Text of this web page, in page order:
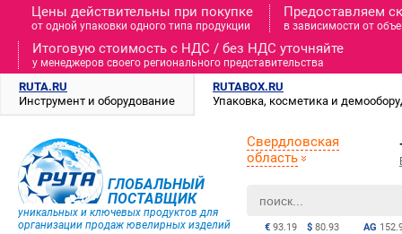
Цены действительны при покупке
от одной упаковки одного типа продукции
Предоставляем
в зависимости от
Итоговую стоимость c НДС / без НДС уточняйте
у менеджеров своего регионального представительства
RUTA.RU
Инструмент и оборудование
RUTABOX.RU
Упаковка, косметика и
ГЛОБАЛЬНЫЙ
ПОСТАВЩИК
уникальных и ключевых продуктов для
организации продаж ювелирных изделий
AG
€ 93.19 $ 80.93
Свердловская
область